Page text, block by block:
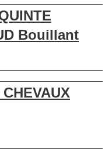
Bouillant